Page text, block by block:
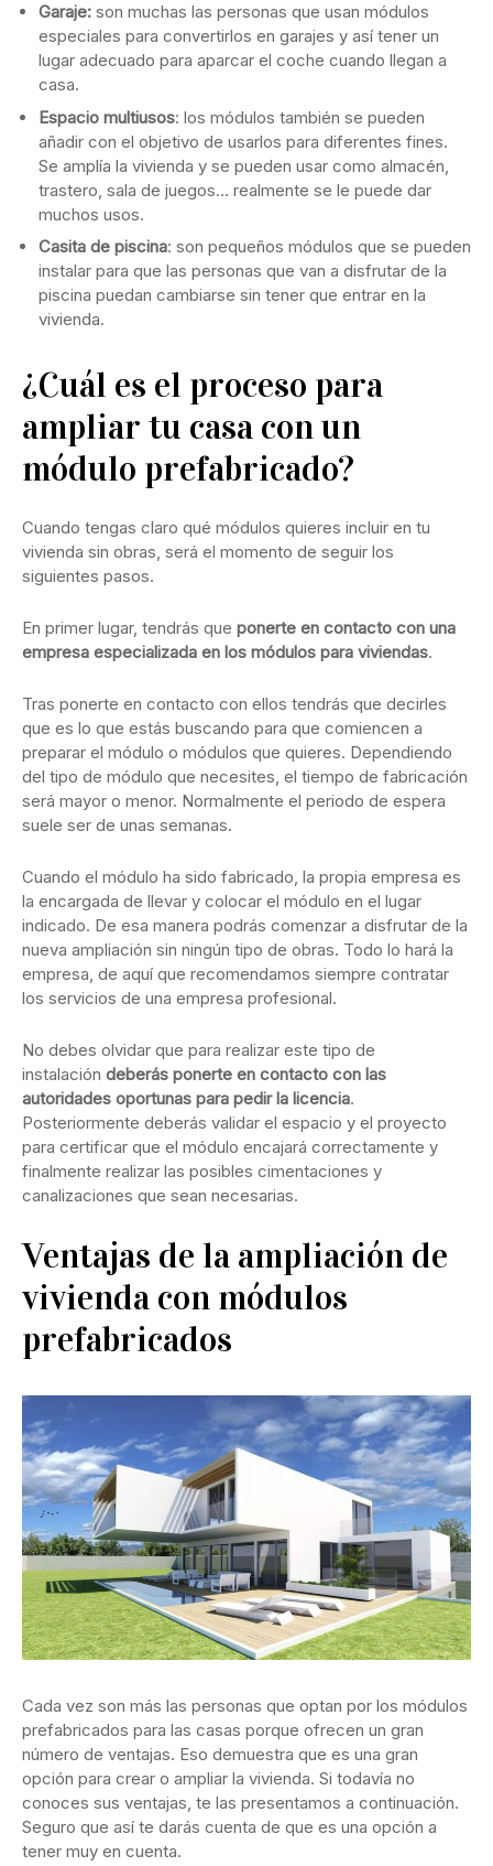
Garaje: son muchas las personas que usan módulos
especiales para convertirlos en garajes y así tener un
lugar adecuado para aparcar el coche cuando llegan a
casa.
Espacio multiusos: los módulos también se pueden
añadir con el objetivo de usarlos para diferentes fines.
Se amplía la vivienda y se pueden usar como almacén,
trastero, sala de juegos… realmente se le puede dar
muchos usos.
Casita de piscina: son pequeños módulos que se pueden
instalar para que las personas que van a disfrutar de la
piscina puedan cambiarse sin tener que entrar en la
vivienda.
¿Cuál es el proceso para
ampliar tu casa con un
módulo prefabricado?
Cuando tengas claro qué módulos quieres incluir en tu
vivienda sin obras, será el momento de seguir los
siguientes pasos.
En primer lugar, tendrás que ponerte en contacto con una
empresa especializada en los módulos para viviendas.
Tras ponerte en contacto con ellos tendrás que decirles
que es lo que estás buscando para que comiencen a
preparar el módulo o módulos que quieres. Dependiendo
del tipo de módulo que necesites, el tiempo de fabricación
será mayor o menor. Normalmente el periodo de espera
suele ser de unas semanas.
Cuando el módulo ha sido fabricado, la propia empresa es
la encargada de llevar y colocar el módulo en el lugar
indicado. De esa manera podrás comenzar a disfrutar de la
nueva ampliación sin ningún tipo de obras. Todo lo hará la
empresa, de aquí que recomendamos siempre contratar
los servicios de una empresa profesional.
No debes olvidar que para realizar este tipo de
instalación deberás ponerte en contacto con las
autoridades oportunas para pedir la licencia.
Posteriormente deberás validar el espacio y el proyecto
para certificar que el módulo encajará correctamente y
finalmente realizar las posibles cimentaciones y
canalizaciones que sean necesarias.
Ventajas de la ampliación de
vivienda con módulos
prefabricados
Cada vez son más las personas que optan por los módulos
prefabricados para las casas porque ofrecen un gran
número de ventajas. Eso demuestra que es una gran
opción para crear o ampliar la vivienda. Si todavía no
conoces sus ventajas, te las presentamos a continuación.
Seguro que así te darás cuenta de que es una opción a
tener muy en cuenta.